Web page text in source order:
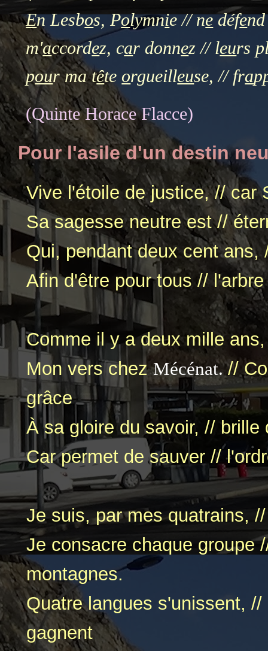
En Lesbos, Polymnie // nedéfe
m'accordez, car donnez // leurs
pour ma tête orgueilleuse, // fra
(Quinte Horace Flacce)
Pour l'asile d'un destin
Vive l'étoile de justice, // car
Sa sagesse neutre est //
Qui, pendant deux cent ans,
Afin d'être pour tous //
Comme il y a deux mille
Mon vers chezMécénat. //
grâce
À sa gloire du savoir, //
Car permet de sauver //
Je suis, par mes quatrains,
Je consacre chaque groupe
montagnes.
Quatre langues s'unissent,
gagnent